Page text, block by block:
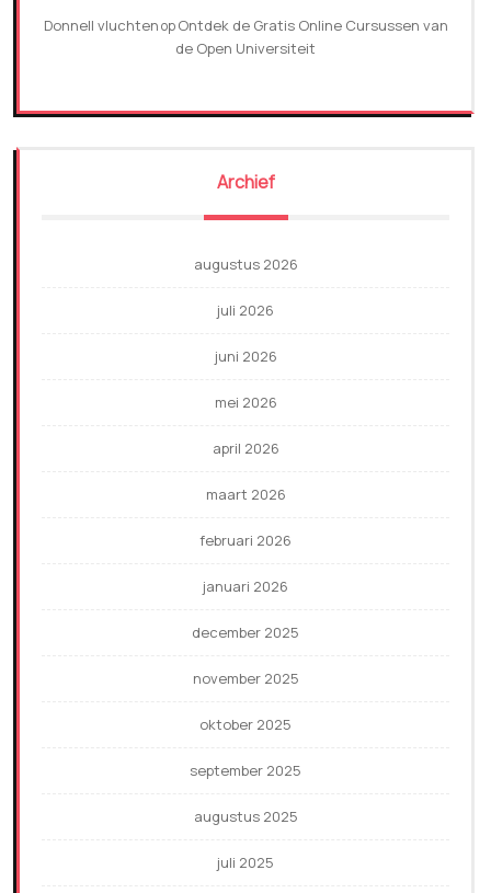
Donnell vluchtenopOntdek de Gratis Online Cursussen van
de Open Universiteit
Archief
augustus 2026
juli 2026
juni 2026
mei 2026
april 2026
maart 2026
februari 2026
januari 2026
december 2025
november 2025
oktober 2025
september 2025
augustus 2025
juli 2025